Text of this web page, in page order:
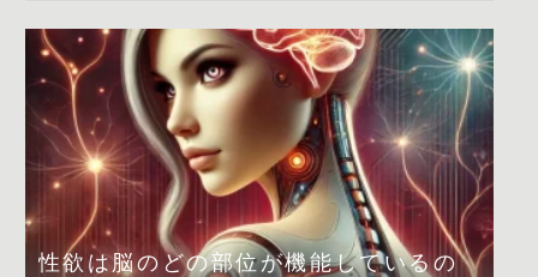
性欲は脳のどの部位が機能しているの